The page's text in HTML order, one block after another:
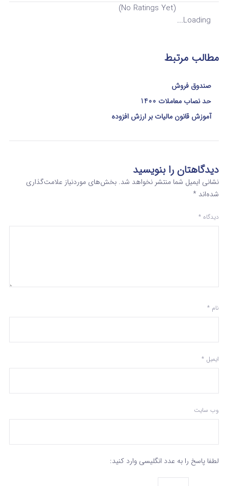
(No Ratings Yet)
Loading...
مطالب مرتبط
صندوق فروش
حد نصاب معاملات 1400
آموزش قانون مالیات بر ارزش افزوده
دیدگاهتان را بنویسید
نشانی ایمیل شما منتشر نخواهد شد. بخش‌های موردنیاز علامت‌گذاری
شده‌اند *
دیدگاه *
نام *
ایمیل *
وب‌ سایت
لطفا پاسخ را به عدد انگلیسی وارد کنید: